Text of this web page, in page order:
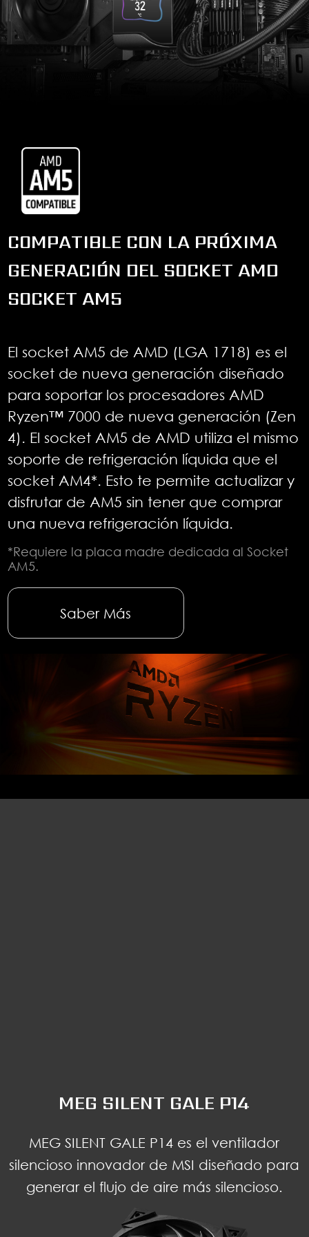
COMPATIBLE CON LA PRÓXIMA
GENERACIÓN DEL SOCKET AMD
SOCKET AM5
El socket AM5 de AMD (LGA 1718) es el
socket de nueva generación diseñado
para soportar los procesadores AMD
Ryzen™ 7000 de nueva generación (Zen
4). El socket AM5 de AMD utiliza el mismo
soporte de refrigeración líquida que el
socket AM4*. Esto te permite actualizar y
disfrutar de AM5 sin tener que comprar
una nueva refrigeración líquida.
*Requiere la placa madre dedicada al Socket
AM5.
Saber Más
MEG SILENT GALE P14
MEG SILENT GALE P14 es el ventilador
silencioso innovador de MSI diseñado para
generar el flujo de aire más silencioso.